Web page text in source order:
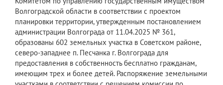
Волгоградской области в соответствии с проектом
планировки территории, утвержденным постановлением
администрации Волгограда от 11.04.2025 № 361,
образованы 602 земельных участка в Советском районе,
северо-западнее п. Песчанка г. Волгограда для
предоставления в собственность бесплатно гражданам,
имеющим трех и более детей. Распоряжение земельными